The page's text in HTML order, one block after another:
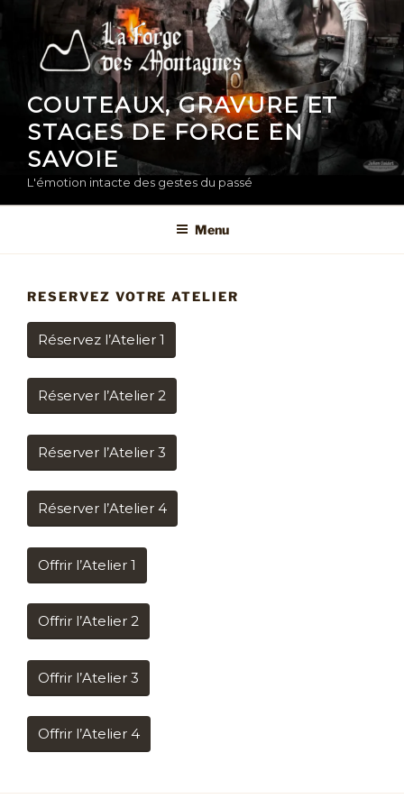
Aller
contenu
principal
COUTEAUX, GRAVURE ET
STAGES DE FORGE EN
SAVOIE
L'émotion intacte des gestes du passé
Menu
RESERVEZ VOTRE ATELIER
Réservez l’Atelier 1
Réserver l’Atelier 2
Réserver l’Atelier 3
Réserver l’Atelier 4
Offrir l’Atelier 1
Offrir l’Atelier 2
Offrir l’Atelier 3
Offrir l’Atelier 4